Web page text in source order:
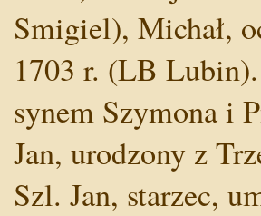
Smigiel), Michał,
1703 r. (LB
synem Szymona i
Jan, urodzony z
Szl. Jan, starzec,